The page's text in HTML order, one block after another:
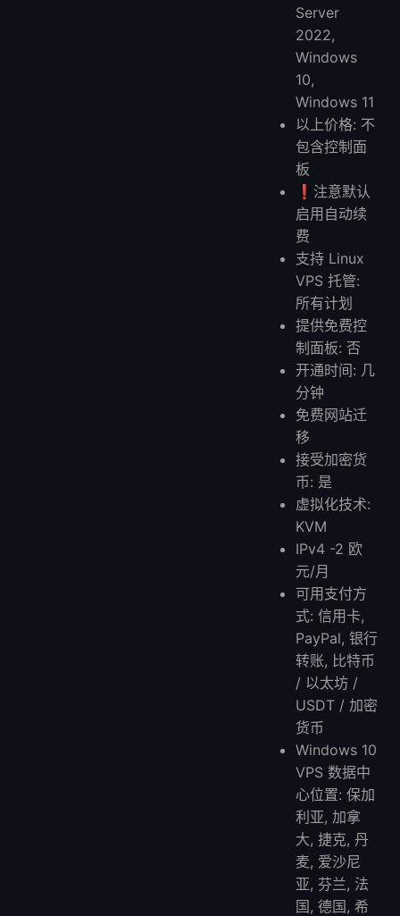
Server
2022,
Windows
10,
Windows 11
以上价格: 不
包含控制面
板
❗️注意默认
启用自动续
费
支持 Linux
VPS 托管:
所有计划
提供免费控
制面板: 否
开通时间: 几
分钟
免费网站迁
移
接受加密货
币: 是
虚拟化技术:
KVM
IPv4 -2 欧
元/月
可用支付方
式: 信用卡,
PayPal, 银行
转账, 比特币
/ 以太坊 /
USDT / 加密
货币
Windows 10
VPS 数据中
心位置: 保加
利亚, 加拿
大, 捷克, 丹
麦, 爱沙尼
亚, 芬兰, 法
国, 德国, 希